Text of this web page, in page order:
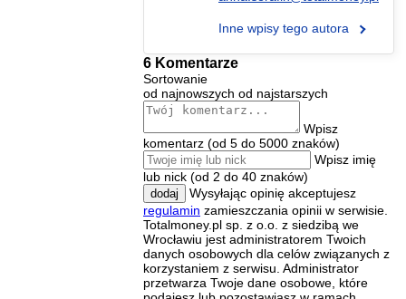
Inne wpisy tego autora
6 Komentarze
Sortowanie
od najnowszych od najstarszych
Wpisz
komentarz (od 5 do 5000 znaków)
Wpisz imię
lub nick (od 2 do 40 znaków)
dodaj
Wysyłając opinię akceptujesz
regulamin zamieszczania opinii w serwisie.
Totalmoney.pl sp. z o.o. z siedzibą we
Wrocławiu jest administratorem Twoich
danych osobowych dla celów związanych z
korzystaniem z serwisu. Administrator
przetwarza Twoje dane osobowe, które